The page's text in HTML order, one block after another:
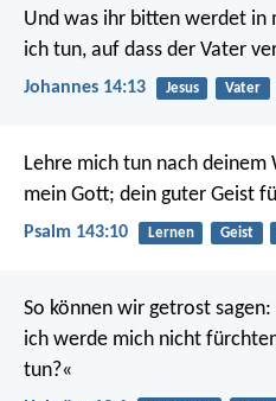
Und was ihr bitten werdet in
ich tun, auf dass der Vater
Johannes 14:13 Jesus Vater
Lehre mich tun nach deinem
mein Gott; dein guter Geist
Psalm 143:10 Lernen Geist
So können wir getrost
ich werde mich nicht
tun?«